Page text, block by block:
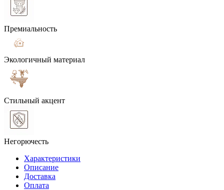
Премиальность
Экологичный материал
Стильный акцент
Негорючесть
Характеристики
Описание
Доставка
Оплата